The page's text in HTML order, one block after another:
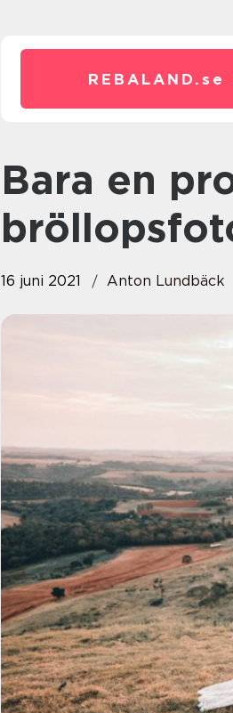
REBALAND. se
Bara en professionell
16 juni 2021 Anton Lundbäck